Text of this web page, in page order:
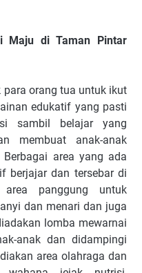
Maju di Taman Pintar
orang tua untuk ikut
edukatif yang pasti
sambil belajar yang
membuat anak-anak
area yang ada
berjajar dan tersebar di
panggung untuk
dan menari dan juga
lomba mewarnai
anak dan didampingi
area olahraga dan